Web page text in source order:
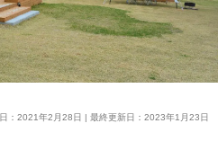
：2021年2月28日 | 最終更新日：2023年1月23日